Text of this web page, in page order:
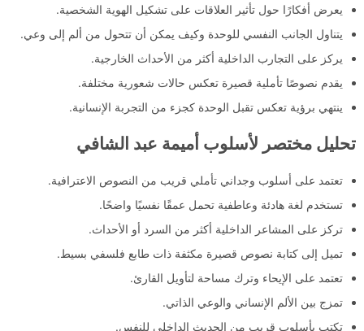
يعرض أفكارًا حول تأثير العلاقات على تشكيل الهوية الشخصية.
يتناول الجانب النفسي للوحدة وكيف يمكن أن تتحول من ألم إلى وعي.
يركز على التجارب الداخلية أكثر من الأحداث الخارجية.
يقدم نصوصًا تأملية قصيرة تعكس حالات شعورية مختلفة.
ينتهي برؤية تعكس تقبل الوحدة كجزء من التجربة الإنسانية.
تحليل مختصر لأسلوب أميمة عبد الشافي
تعتمد على أسلوب وجداني تأملي قريب من النصوص الاعترافية.
تستخدم لغة هادئة وعاطفية تحمل عمقًا نفسيًا واضحًا.
تركز على المشاعر الداخلية أكثر من السرد أو الأحداث.
تميل إلى كتابة نصوص قصيرة مكثفة ذات طابع فلسفي بسيط.
تعتمد على الإيحاء وترك مساحة لتأويل القارئ.
تمزج بين الألم الإنساني والوعي الذاتي.
تكتب بأسلوب قريب من الحديث الداخلي للنفس.